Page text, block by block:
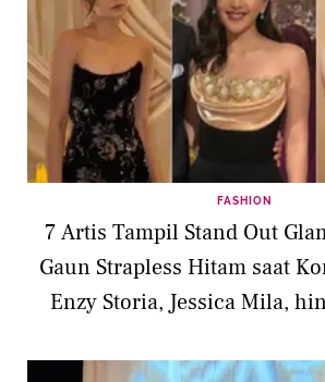
FASHION
7 Artis Tampil Stand Out
Gaun Strapless Hitam saat
Enzy Storia, Jessica Mila,